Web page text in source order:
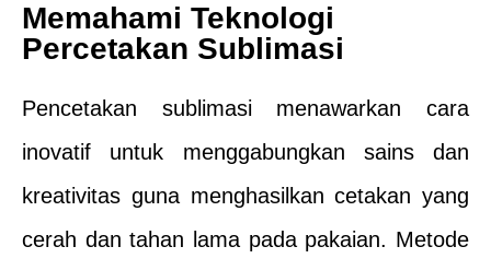
Memahami Teknologi
Percetakan Sublimasi
Pencetakan sublimasi menawarkan cara
inovatif untuk menggabungkan sains dan
kreativitas guna menghasilkan cetakan yang
cerah dan tahan lama pada pakaian. Metode